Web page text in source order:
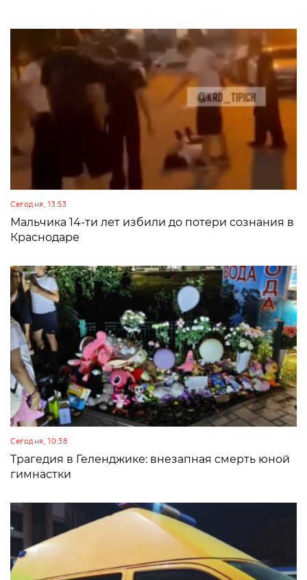
Сегодня, 13:53
Мальчика 14-ти лет избили до потери сознания в
Краснодаре
Сегодня, 10:38
Трагедия в Геленджике: внезапная смерть юной
гимнастки